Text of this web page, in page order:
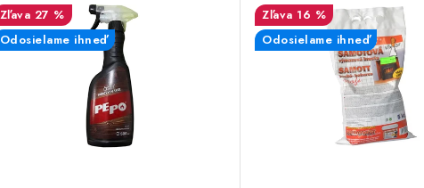
27 %
Odosielame ihneď
16 %
Odosielame ihneď